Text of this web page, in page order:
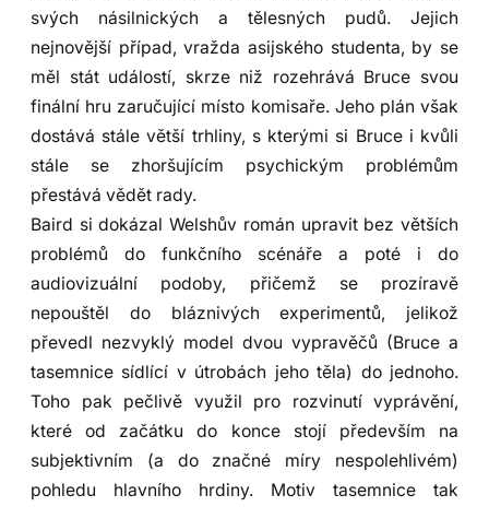
svých násilnických a tělesných pudů. Jejich
nejnovější případ, vražda asijského studenta, by se
měl stát událostí, skrze niž rozehrává Bruce svou
finální hru zaručující místo komisaře. Jeho plán však
dostává stále větší trhliny, s kterými si Bruce i kvůli
stále se zhoršujícím psychickým problémům
přestává vědět rady.
Baird si dokázal Welshův román upravit bez větších
problémů do funkčního scénáře a poté i do
audiovizuální podoby, přičemž se prozíravě
nepouštěl do bláznivých experimentů, jelikož
převedl nezvyklý model dvou vypravěčů (Bruce a
tasemnice sídlící v útrobách jeho těla) do jednoho.
Toho pak pečlivě využil pro rozvinutí vyprávění,
které od začátku do konce stojí především na
subjektivním (a do značné míry nespolehlivém)
pohledu hlavního hrdiny. Motiv tasemnice tak